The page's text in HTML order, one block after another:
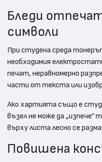
Бледи
символи
При студена среда
необходимия
печат, неравномерно
части от текста или
Ако хартията също е
възел не може да „изпече“
върху листа лесно се
Повишена